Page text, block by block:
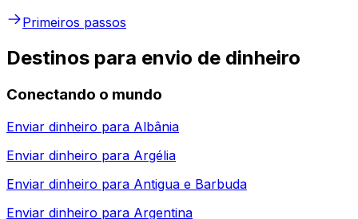
Primeiros passos
Destinos para envio de dinheiro
Conectando o mundo
Enviar dinheiro para Albânia
Enviar dinheiro para Argélia
Enviar dinheiro para Antigua e Barbuda
Enviar dinheiro para Argentina